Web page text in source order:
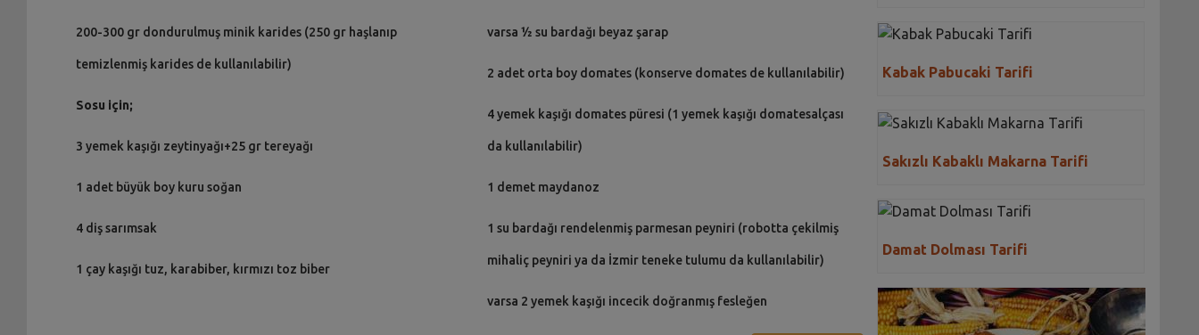
200-300 gr dondurulmuş minik karides (250 gr haşlanıp
temizlenmiş karides de kullanılabilir)
Sosu için;
3 yemek kaşığı zeytinyağı+25 gr tereyağı
1 adet büyük boy kuru soğan
4 diş sarımsak
1 çay kaşığı tuz, karabiber, kırmızı toz biber
varsa ½ su bardağı beyaz şarap
2 adet orta boy domates (konserve domates de kullanılabilir)
4 yemek kaşığı domates püresi (1 yemek kaşığı domatesalçası
da kullanılabilir)
1 demet maydanoz
1 su bardağı rendelenmiş parmesan peyniri (robotta çekilmiş
mihaliç peyniri ya da İzmir teneke tulumu da kullanılabilir)
varsa 2 yemek kaşığı incecik doğranmış fesleğen
Kabak Pabucaki Tarifi
Sakızlı Kabaklı Makarna Tarifi
Damat Dolması Tarifi